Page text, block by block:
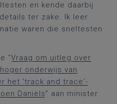
en kende daarbij
ter zake. Ik leer
waren die sneltesten
“Vraag om uitleg over
onderwijs van
het 'track and trace'-
Daniëls” aan minister